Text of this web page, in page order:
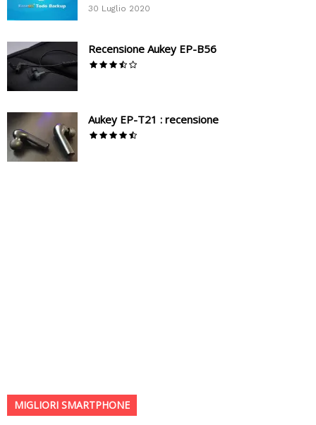
30 Luglio 2020
Recensione Aukey EP-B56
Aukey EP-T21 : recensione
MIGLIORI SMARTPHONE